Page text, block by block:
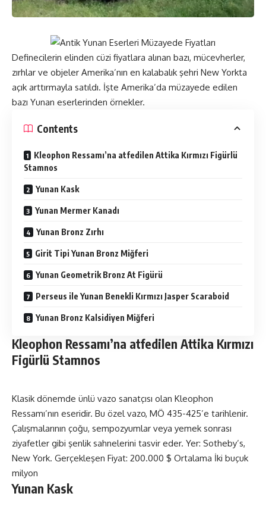
Definecilerin elinden cüzi fiyatlara alınan bazı, mücevherler,
zırhlar ve objeler Amerika’nın en kalabalık şehri New Yorkta
açık arttırmayla satıldı. İşte Amerika’da müzayede edilen
bazı Yunan eserlerinden örnekler.
Contents
Kleophon Ressamı’na atfedilen Attika Kırmızı Figürlü
Stamnos
Yunan Kask
Yunan Mermer Kanadı
Yunan Bronz Zırhı
Girit Tipi Yunan Bronz Miğferi
Yunan Geometrik Bronz At Figürü
Perseus ile Yunan Benekli Kırmızı Jasper Scaraboid
Yunan Bronz Kalsidiyen Miğferi
Kleophon Ressamı’na atfedilen Attika Kırmızı
Figürlü Stamnos
Klasik dönemde ünlü vazo sanatçısı olan Kleophon
Ressamı’nın eseridir. Bu özel vazo, MÖ 435-425’e tarihlenir.
Çalışmalarının çoğu, sempozyumlar veya yemek sonrası
ziyafetler gibi şenlik sahnelerini tasvir eder. Yer: Sotheby’s,
New York. Gerçekleşen Fiyat: 200.000 $ Ortalama İki buçuk
milyon
Yunan Kask